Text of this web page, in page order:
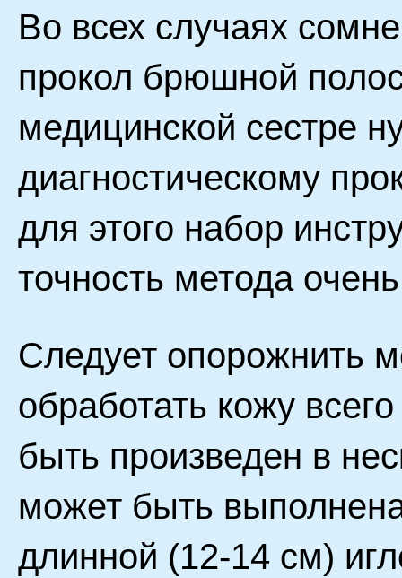
Во всех случаях
прокол брюшной
медицинской сестре
диагностическому
для этого набор
точность метода
Следует опорожнить
обработать кожу
быть произведен в
может быть
длинной (12-14 см)